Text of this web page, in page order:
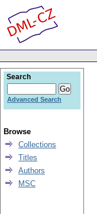
Search
Advanced Search
Browse
Collections
Titles
Authors
MSC